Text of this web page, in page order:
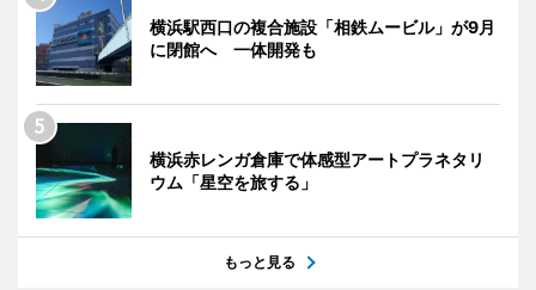
横浜駅西口の複合施設「相鉄ムービル」が9月
に閉館へ 一体開発も
横浜赤レンガ倉庫で体感型アートプラネタリ
ウム「星空を旅する」
もっと見る